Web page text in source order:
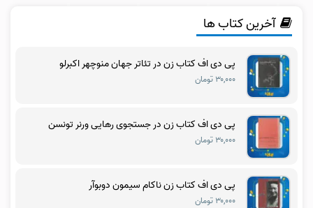
آخرین کتاب ها
پی دی اف کتاب زن در تئاتر جهان منوچهر اکبرلو
۳۰,۰۰۰ تومان
پی دی اف کتاب زن در جستجوی رهایی ورنر تونسن
۳۰,۰۰۰ تومان
پی دی اف کتاب زن ناکام سیمون دوبوآر
۳۰,۰۰۰ تومان